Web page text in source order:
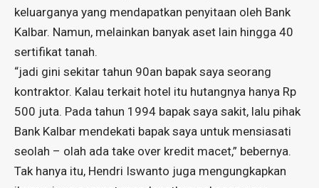
keluarganya yang mendapatkan penyitaan oleh Bank
Kalbar. Namun, melainkan banyak aset lain hingga 40
sertifikat tanah.
“jadi gini sekitar tahun 90an bapak saya seorang
kontraktor. Kalau terkait hotel itu hutangnya hanya Rp
500 juta. Pada tahun 1994 bapak saya sakit, lalu pihak
Bank Kalbar mendekati bapak saya untuk mensiasati
seolah – olah ada take over kredit macet,” bebernya.
Tak hanya itu, Hendri Iswanto juga mengungkapkan